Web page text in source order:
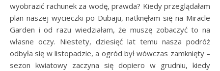
wyobrazić rachunek za wodę, prawda? Kiedy przeglądałam
plan naszej wycieczki po Dubaju, natknęłam się na Miracle
Garden i od razu wiedziałam, że muszę zobaczyć to na
własne oczy. Niestety, dziesięć lat temu nasza podróż
odbyła się w listopadzie, a ogród był wówczas zamknięty –
sezon kwiatowy zaczyna się dopiero w grudniu, kiedy